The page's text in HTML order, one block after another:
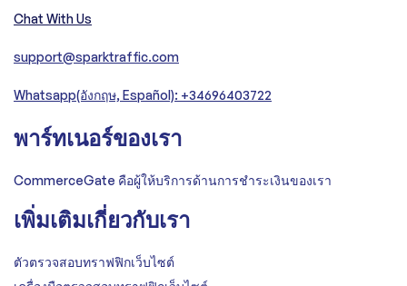
Chat With Us
support@sparktraffic.com
Whatsapp(อังกฤษ, Español): +34696403722
พาร์ทเนอร์ของเรา
CommerceGate คือผู้ให้บริการด้านการชำระเงินของเรา
เพิ่มเติมเกี่ยวกับเรา
ตัวตรวจสอบทราฟฟิกเว็บไซต์